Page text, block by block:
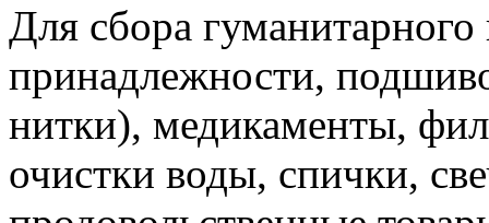
Для сбора
принадлежности,
нитки), медикаменты,
очистки воды, спички,